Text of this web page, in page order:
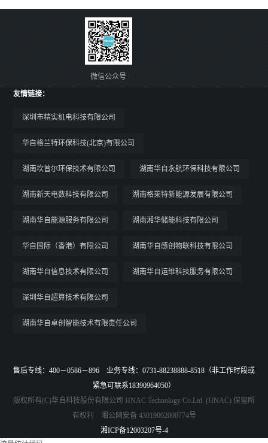
微信公众号
友情链接：
深圳市精实机电科技有限公司
华自格兰特环保科技(北京)有限公司
湖南坎普尔环保技术有限公司 湖南华自永航环保科技有限公司
湖南新天电数科技有限公司 湖南格莱特新能源发展有限公司
湖南华自能源服务有限公司 湖南湘华储能科技有限公司
华自国际（香港）有限公司 湖南华自感创物联科技有限公司
湖南华自信息技术有限公司 湖南华自运维科技服务有限公司
深圳华自超算技术有限公司
湖南华自卓创智能技术有限责任公司
售后专线：400－0586－896 业务专线：0731-88238888-8518（非工作时段或
紧急可联系18390964050）
版权所有(C)华自科技股份有限公司 HNAC Technology Co.Ltd. (HNAC) 保留所
有权利 湘公网安备 43019002000774号
湘ICP备12003207号-4